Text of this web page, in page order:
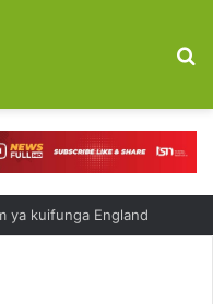
ya kuifunga England